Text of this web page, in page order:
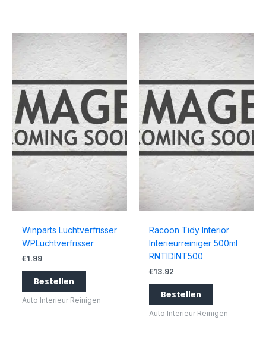
Winparts Luchtverfrisser
WPLuchtverfrisser
€1.99
Bestellen
Auto Interieur Reinigen
Racoon Tidy Interior
Interieurreiniger 500ml
RNTIDINT500
€13.92
Bestellen
Auto Interieur Reinigen